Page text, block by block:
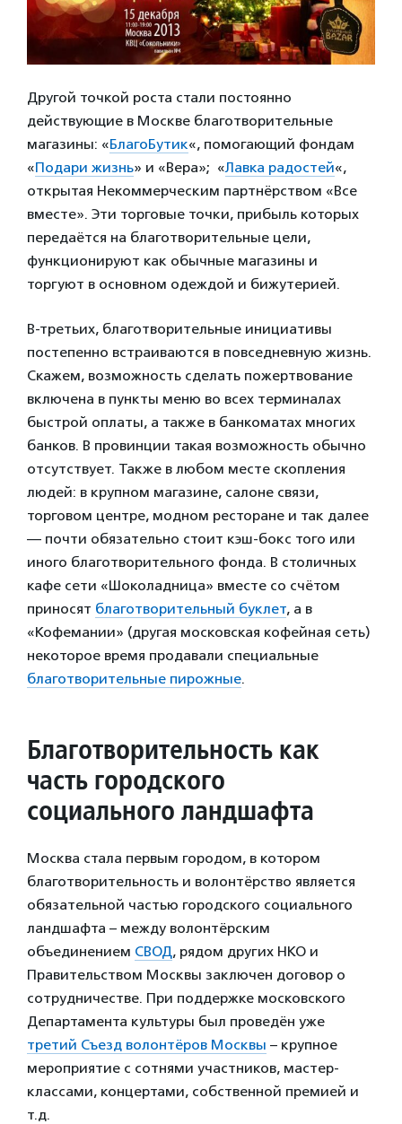
Другой точкой роста стали постоянно
действующие в Москве благотворительные
магазины: «БлагоБутик«, помогающий фондам
«Подари жизнь» и «Вера»; «Лавка радостей«,
открытая Некоммерческим партнёрством «Все
вместе». Эти торговые точки, прибыль которых
передаётся на благотворительные цели,
функционируют как обычные магазины и
торгуют в основном одеждой и бижутерией.
В-третьих, благотворительные инициативы
постепенно встраиваются в повседневную жизнь.
Скажем, возможность сделать пожертвование
включена в пункты меню во всех терминалах
быстрой оплаты, а также в банкоматах многих
банков. В провинции такая возможность обычно
отсутствует. Также в любом месте скопления
людей: в крупном магазине, салоне связи,
торговом центре, модном ресторане и так далее
— почти обязательно стоит кэш-бокс того или
иного благотворительного фонда. В столичных
кафе сети «Шоколадница» вместе со счётом
приносят благотворительный буклет, а в
«Кофемании» (другая московская кофейная сеть)
некоторое время продавали специальные
благотворительные пирожные.
Благотворительность как
часть городского
социального ландшафта
Москва стала первым городом, в котором
благотворительность и волонтёрство является
обязательной частью городского социального
ландшафта – между волонтёрским
объединением СВОД, рядом других НКО и
Правительством Москвы заключен договор о
сотрудничестве. При поддержке московского
Департамента культуры был проведён уже
третий Съезд волонтёров Москвы – крупное
мероприятие с сотнями участников, мастер-
классами, концертами, собственной премией и
т.д.